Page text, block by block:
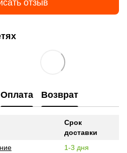
отзыв
Оплата Возврат
Срок
доставки
1-3 дня